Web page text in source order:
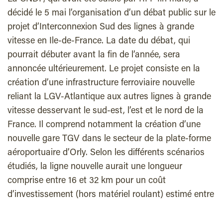
décidé le 5 mai l’organisation d’un débat public sur le
projet d’Interconnexion Sud des lignes à grande
vitesse en Ile-de-France. La date du débat, qui
pourrait débuter avant la fin de l’année, sera
annoncée ultérieurement. Le projet consiste en la
création d’une infrastructure ferroviaire nouvelle
reliant la LGV-Atlantique aux autres lignes à grande
vitesse desservant le sud-est, l’est et le nord de la
France. Il comprend notamment la création d’une
nouvelle gare TGV dans le secteur de la plate-forme
aéroportuaire d’Orly. Selon les différents scénarios
étudiés, la ligne nouvelle aurait une longueur
comprise entre 16 et 32 km pour un coût
d’investissement (hors matériel roulant) estimé entre